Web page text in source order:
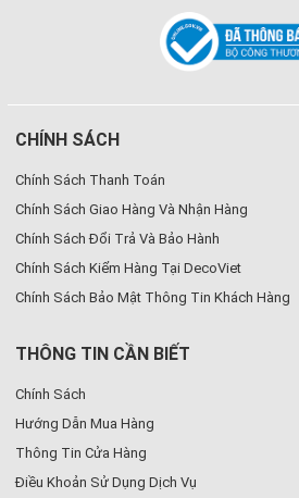
CHÍNH SÁCH
Chính Sách Thanh Toán
Chính Sách Giao Hàng Và Nhận Hàng
Chính Sách Đổi Trả Và Bảo Hành
Chính Sách Kiểm Hàng Tại DecoViet
Chính Sách Bảo Mật Thông Tin Khách Hàng
THÔNG TIN CẦN BIẾT
Chính Sách
Hướng Dẫn Mua Hàng
Thông Tin Cửa Hàng
Điều Khoản Sử Dụng Dịch Vụ